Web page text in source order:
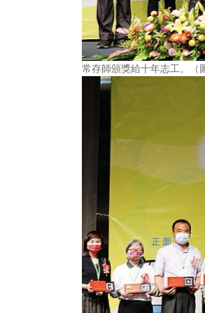
常存師頒獎給十年志工。（